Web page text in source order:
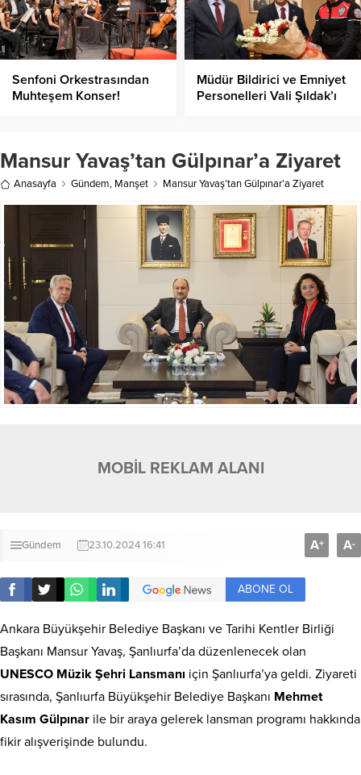
Senfoni Orkestrasından
Muhteşem Konser!
Müdür Bildirici ve Emniyet
Personelleri Vali Şıldak’ı
Mansur Yavaş’tan Gülpınar’a Ziyaret
Anasayfa Gündem, Manşet Mansur Yavaş’tan Gülpınar’a Ziyaret
MOBİL REKLAM ALANI
Gündem 23.10.2024 16:41 A+ A-
ABONE OL
Ankara Büyükşehir Belediye Başkanı ve Tarihi Kentler Birliği
Başkanı Mansur Yavaş, Şanlıurfa’da düzenlenecek olan
UNESCO Müzik Şehri Lansmanı için Şanlıurfa’ya geldi. Ziyareti
sırasında, Şanlıurfa Büyükşehir Belediye Başkanı Mehmet
Kasım Gülpınar ile bir araya gelerek lansman programı hakkında
fikir alışverişinde bulundu.